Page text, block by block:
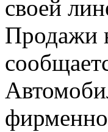
своей
Продажи